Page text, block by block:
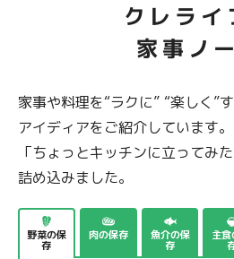
クレライ
家事ノ
家事や料理を“ラクに” “楽しく”
アイディアをご紹介しています。
「ちょっとキッチンに立ってみ
詰め込みました。
野菜の保
存
肉の保存 魚介の保
存
主